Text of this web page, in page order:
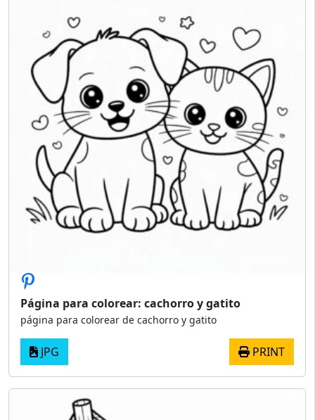
Página para colorear: cachorro y gatito
página para colorear de cachorro y gatito
JPG PRINT